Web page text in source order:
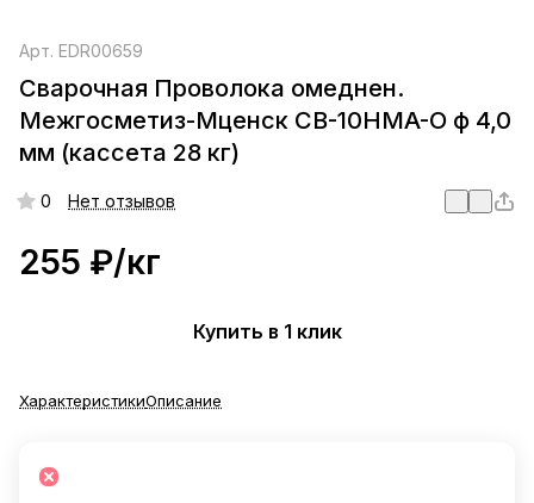
Арт. EDR00659
Сварочная Проволока омеднен.
Межгосметиз-Мценск СВ-10HMA-О ф 4,0
мм (кассета 28 кг)
0 Нет отзывов
255 ₽/кг
Купить в 1 клик
ХарактеристикиОписание